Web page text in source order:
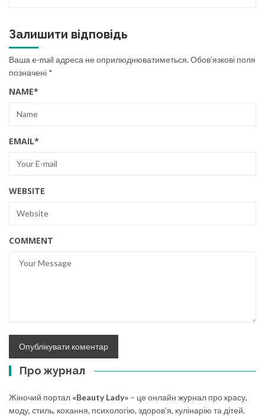
Залишити відповідь
Ваша e-mail адреса не оприлюднюватиметься.Обов’язкові поля
позначені *
NAME*
EMAIL*
WEBSITE
COMMENT
Про журнал
Жіночий портал «Beauty Lady» – це онлайн журнал про красу,
моду, стиль, кохання, психологію, здоров’я, кулінарію та дітей.